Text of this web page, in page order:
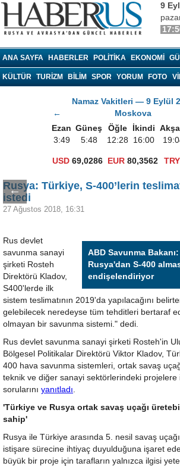
9
ANA SAYFA HABERLER POLITIKA EKONOMI
KÜLTÜR TURIZM BILIM SPOR YORUM FOTO
Namaz Vakitleri — 9 Eylül
←
Moskova
Ezan Güneş Öğle İkindi
3:49
5:48 12:28 16:00
USD 69,0286 EUR 80,3562 TRY
←
Rusya: Türkiye, S-400’lerin
istedi
27 Ağustos 2018, 16:31
ABD Savunma
Rusya'dan S-400
endişelendiriyor
Rus devlet
savunma sanayi
şirketi Rosteh
Direktörü Kladov,
S400'lerde ilk
sistem teslimatının 2019'da yapılacağını
gelebilecek neredeyse tüm tehditleri bertaraf
olmayan bir savunma sistemi." dedi.
Rus devlet savunma sanayi şirketi Rosteh'in
Bölgesel Politikalar Direktörü Viktor Kladov,
400 hava savunma sistemleri, ortak savaş
teknik ve diğer sanayi sektörlerindeki projelere
sorularını yanıtladı.
'Türkiye ve Rusya ortak savaş uçağı
sahip'
Rusya ile Türkiye arasında 5. nesil savaş
istişare sürecine ihtiyaç duyulduğuna işaret
büyük bir proje için tarafların yalnızca ilgisi